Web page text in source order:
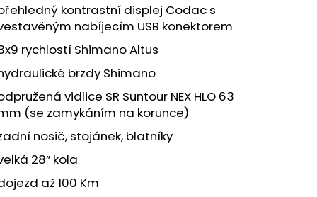
kontrastní displej Codac s
nabíjecím USB konektorem
rychlostí Shimano Altus
brzdy Shimano
vidlice SR Suntour NEX HLO 63
(se zamykáním na korunce)
nosič, stojánek, blatníky
28” kola
až 100 Km